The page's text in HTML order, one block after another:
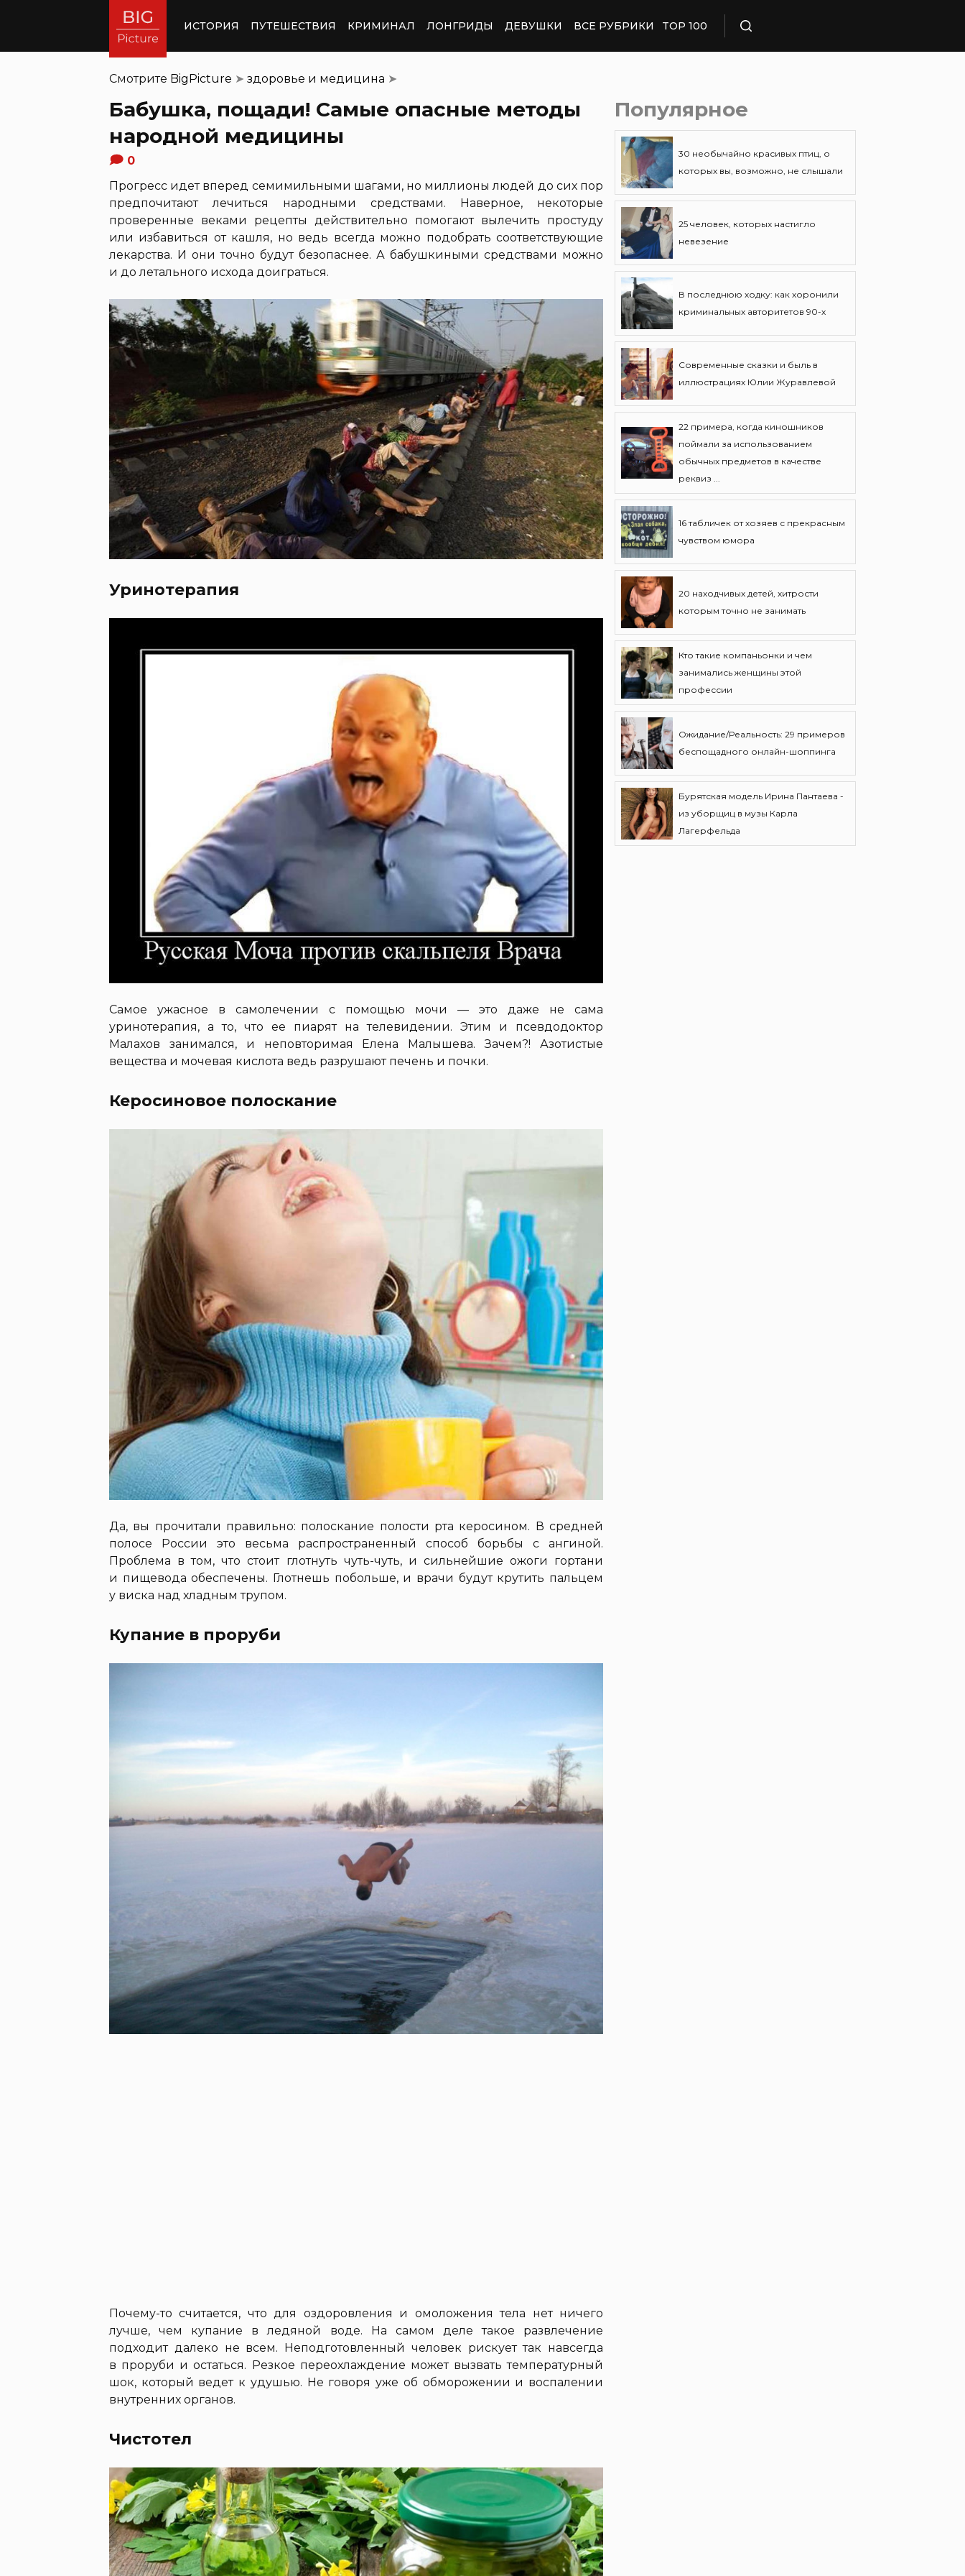
ИСТОРИЯ ПУТЕШЕСТВИЯ КРИМИНАЛ ЛОНГРИДЫ ДЕВУШКИ ВСЕ РУБРИКИ TOP 100
Смотрите BigPicture ➤ здоровье и медицина ➤
Бабушка, пощади! Самые опасные методы
народной медицины
0
Прогресс идет вперед семимильными шагами, но миллионы людей до сих пор
предпочитают лечиться народными средствами. Наверное, некоторые
проверенные веками рецепты действительно помогают вылечить простуду
или избавиться от кашля, но ведь всегда можно подобрать соответствующие
лекарства. И они точно будут безопаснее. А бабушкиными средствами можно
и до летального исхода доиграться.
Уринотерапия
Самое ужасное в самолечении с помощью мочи — это даже не сама
уринотерапия, а то, что ее пиарят на телевидении. Этим и псевдодоктор
Малахов занимался, и неповторимая Елена Малышева. Зачем?! Азотистые
вещества и мочевая кислота ведь разрушают печень и почки.
Керосиновое полоскание
Да, вы прочитали правильно: полоскание полости рта керосином. В средней
полосе России это весьма распространенный способ борьбы с ангиной.
Проблема в том, что стоит глотнуть чуть-чуть, и сильнейшие ожоги гортани
и пищевода обеспечены. Глотнешь побольше, и врачи будут крутить пальцем
у виска над хладным трупом.
Купание в проруби
Почему-то считается, что для оздоровления и омоложения тела нет ничего
лучше, чем купание в ледяной воде. На самом деле такое развлечение
подходит далеко не всем. Неподготовленный человек рискует так навсегда
в проруби и остаться. Резкое переохлаждение может вызвать температурный
шок, который ведет к удушью. Не говоря уже об обморожении и воспалении
внутренних органов.
Чистотел
Популярное
30 необычайно красивых птиц, о
которых вы, возможно, не слышали
25 человек, которых настигло
невезение
В последнюю ходку: как хоронили
криминальных авторитетов 90-х
Современные сказки и быль в
иллюстрациях Юлии Журавлевой
22 примера, когда киношников
поймали за использованием
обычных предметов в качестве
реквиз ...
16 табличек от хозяев с прекрасным
чувством юмора
20 находчивых детей, хитрости
которым точно не занимать
Кто такие компаньонки и чем
занимались женщины этой
профессии
Ожидание/Реальность: 29 примеров
беспощадного онлайн-шоппинга
Бурятская модель Ирина Пантаева -
из уборщиц в музы Карла
Лагерфельда